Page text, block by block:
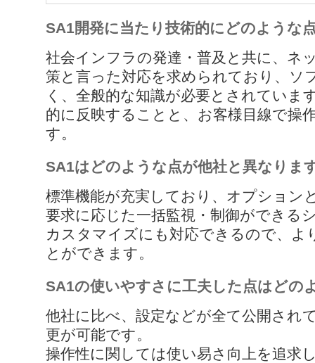
SA1開発に当たり技術的にどのような
社会インフラの発達・普及と共に、ネ
策と言った対応を求められており、ソ
く、全般的な知識が必要とされていま
的に反映することと、お客様目線で操
す。
SA1はどのような点が他社と異なりま
標準機能が充実しており、オプション
要求に応じた一括監視・制御ができる
カスタマイズにも対応できるので、よ
とができます。
SA1の使いやすさに工夫した点はどの
他社に比べ、設定などが全て公開され
更が可能です。
操作性に関しては使い易さ向上を追求